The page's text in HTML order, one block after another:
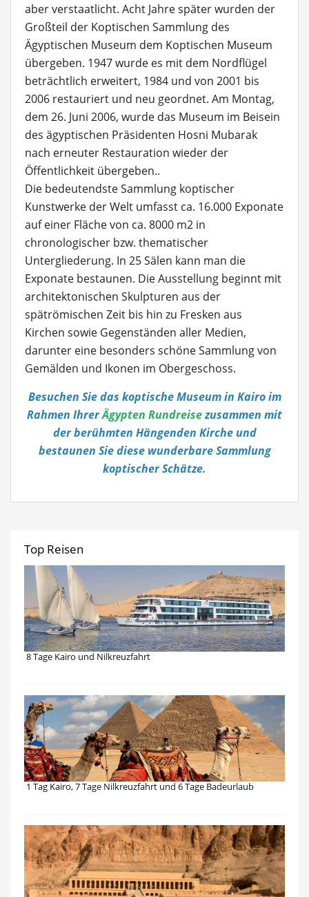
aber verstaatlicht. Acht Jahre später wurden der
Großteil der Koptischen Sammlung des
Ägyptischen Museum dem Koptischen Museum
übergeben. 1947 wurde es mit dem Nordflügel
beträchtlich erweitert, 1984 und von 2001 bis
2006 restauriert und neu geordnet. Am Montag,
dem 26. Juni 2006, wurde das Museum im Beisein
des ägyptischen Präsidenten Hosni Mubarak
nach erneuter Restauration wieder der
Öffentlichkeit übergeben..
Die bedeutendste Sammlung koptischer
Kunstwerke der Welt umfasst ca. 16.000 Exponate
auf einer Fläche von ca. 8000 m2 in
chronologischer bzw. thematischer
Untergliederung. In 25 Sälen kann man die
Exponate bestaunen. Die Ausstellung beginnt mit
architektonischen Skulpturen aus der
spätrömischen Zeit bis hin zu Fresken aus
Kirchen sowie Gegenständen aller Medien,
darunter eine besonders schöne Sammlung von
Gemälden und Ikonen im Obergeschoss.
Besuchen Sie das koptische Museum in Kairo im
Rahmen IhrerÄgypten Rundreisezusammen mit
der berühmten Hängenden Kirche und
bestaunen Sie diese wunderbare Sammlung
koptischer Schätze.
Top Reisen
8 Tage Kairo und Nilkreuzfahrt
1 Tag Kairo, 7 Tage Nilkreuzfahrt und 6 Tage Badeurlaub